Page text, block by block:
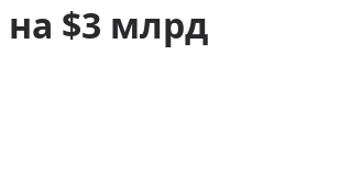
на $3 млрд